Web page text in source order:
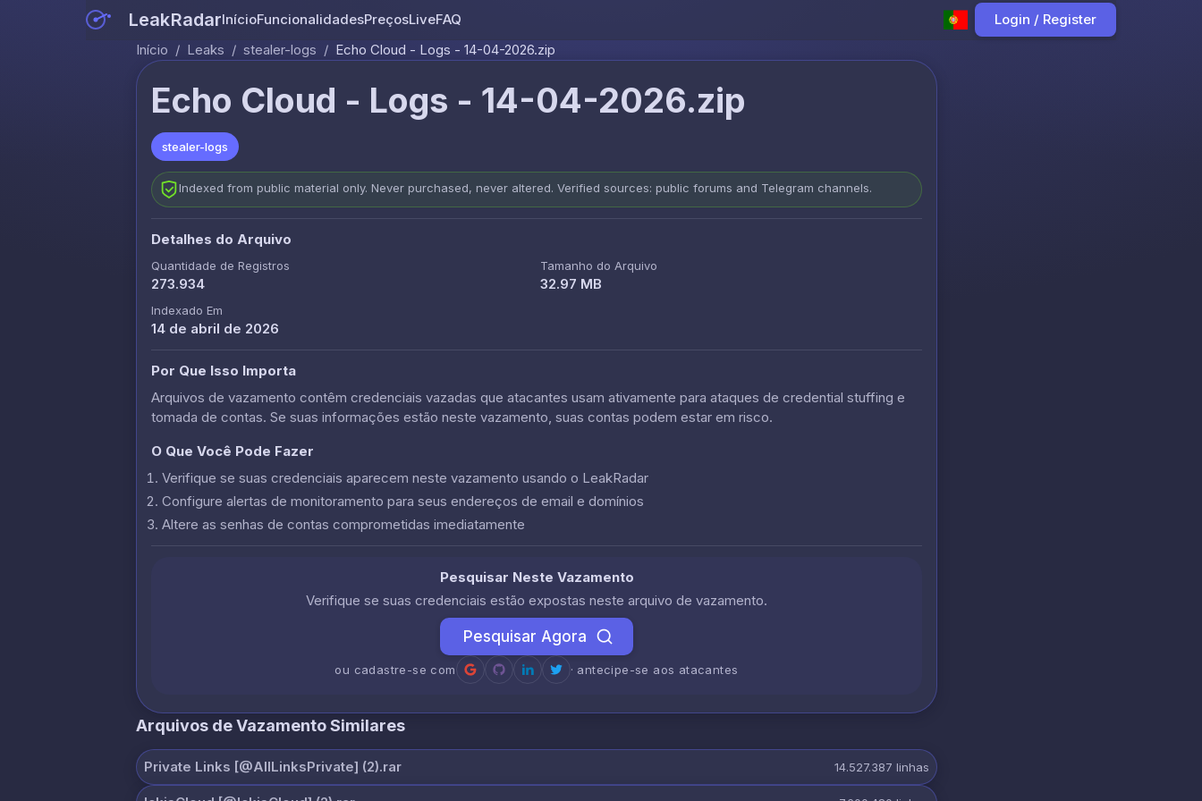
LeakRadarInícioFuncionalidadesPreçosLiveFAQ
Login / Register
Início / Leaks / stealer-logs / Echo Cloud - Logs - 14-04-2026.zip
Echo Cloud - Logs - 14-04-2026.zip
stealer-logs
Indexed from public material only. Never purchased, never altered. Verified sources: public forums and Telegram channels.
Detalhes do Arquivo
Quantidade de Registros
273.934
Tamanho do Arquivo
32.97 MB
Indexado Em
14 de abril de 2026
Por Que Isso Importa
Arquivos de vazamento contêm credenciais vazadas que atacantes usam ativamente para ataques de credential stuffing e
tomada de contas. Se suas informações estão neste vazamento, suas contas podem estar em risco.
O Que Você Pode Fazer
Verifique se suas credenciais aparecem neste vazamento usando o LeakRadar
Configure alertas de monitoramento para seus endereços de email e domínios
Altere as senhas de contas comprometidas imediatamente
Pesquisar Neste Vazamento
Verifique se suas credenciais estão expostas neste arquivo de vazamento.
Pesquisar Agora
ou cadastre-se com · antecipe-se aos atacantes
Arquivos de Vazamento Similares
Private Links [@AllLinksPrivate] (2).rar 14.527.387 linhas